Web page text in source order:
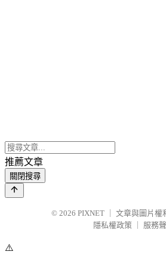
推薦文章
關閉搜尋
© 2026 PIXNET
文章與圖片權
隱私權政策
服務
⚠️